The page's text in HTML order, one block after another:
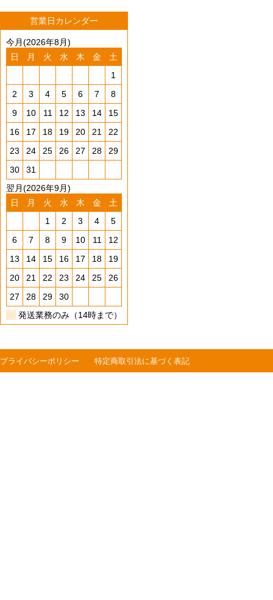
営業日カレンダー
今月(2026年8月)
日
月 火 水 木 金
土
1
2
3 4 5 6 7
8
9
10 11 12 13 14
15
16
17 18 19 20 21
22
23
24 25 26 27 28
29
30
31
翌月(2026年9月)
日
月 火 水 木 金
土
1
2 3 4
5
6
7 8 9 10 11
12
13
14 15 16 17 18
19
20
21 22 23 24 25
26
27
28 29
30
発送業務のみ（14時まで）
プライバシーポリシー 特定商取引法に基づく表記